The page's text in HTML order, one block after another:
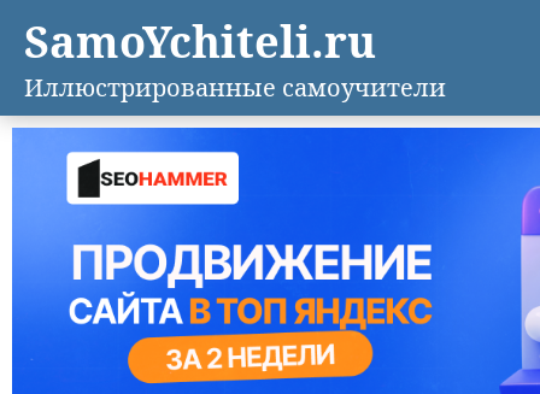
SamoYchiteli.ru
Иллюстрированные самоучители